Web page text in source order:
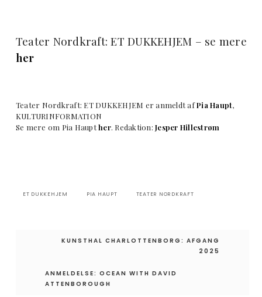
Teater Nordkraft: ET DUKKEHJEM – se mere
her
Teater Nordkraft: ET DUKKEHJEM er anmeldt afPia Haupt,
KULTURINFORMATION
Se mere om Pia Haupther. Redaktion:Jesper Hillestrøm
ET DUKKEHJEM PIA HAUPT TEATER NORDKRAFT
Indlægsnavigation
KUNSTHAL CHARLOTTENBORG: AFGANG
2025
ANMELDELSE: OCEAN WITH DAVID
ATTENBOROUGH